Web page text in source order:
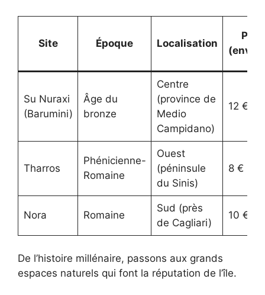
Site Époque Localisation
Prix
Su Nuraxi
(Barumini)
Âge du
bronze
Centre
(province de
Medio
Campidano)
12 €
Tharros
Phénicienne-
Romaine
Ouest
(péninsule
du Sinis)
8 €
Nora Romaine
Sud (près
de Cagliari)
10 €
De l’histoire millénaire, passons aux grands
espaces naturels qui font la réputation de l’île.